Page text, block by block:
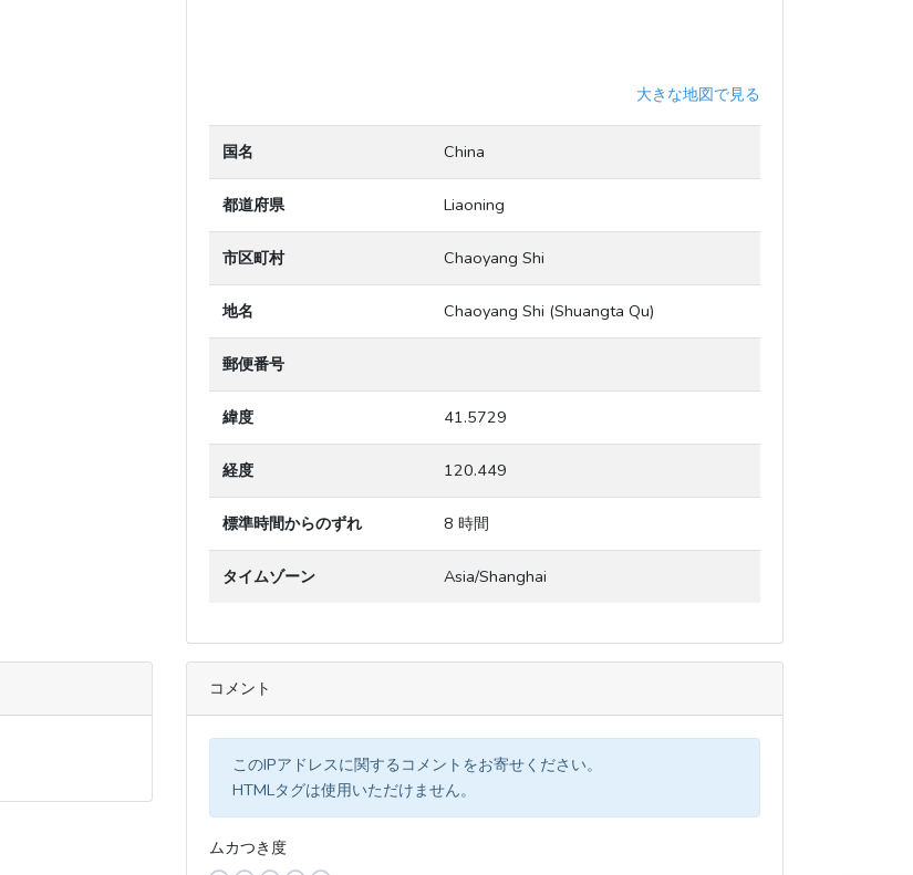
大きな地図で見る
国名 China
都道府県 Liaoning
市区町村 Chaoyang Shi
地名 Chaoyang Shi (Shuangta Qu)
郵便番号
緯度 41.5729
経度 120.449
標準時間からのずれ 8 時間
タイムゾーン Asia/Shanghai
コメント
このIPアドレスに関するコメントをお寄せください。
HTMLタグは使用いただけません。
ムカつき度